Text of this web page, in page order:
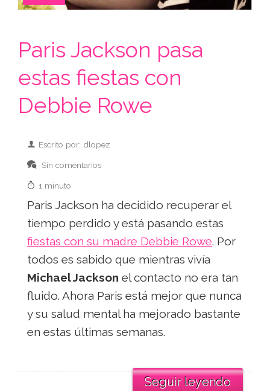
Paris Jackson pasa
estas fiestas con
Debbie Rowe
Escrito por: dlopez
Sin comentarios
1 minuto
Paris Jackson ha decidido recuperar el
tiempo perdido y está pasando estas
fiestas con su madre Debbie Rowe. Por
todos es sabido que mientras vivía
Michael Jackson el contacto no era tan
fluido. Ahora Paris está mejor que nunca
y su salud mental ha mejorado bastante
en estas últimas semanas.
Seguir leyendo